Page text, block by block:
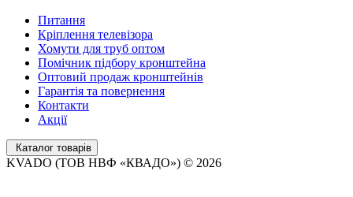
Питання
Кріплення телевізора
Хомути для труб оптом
Помічник підбору кронштейна
Оптовий продаж кронштейнів
Гарантія та повернення
Контакти
Акції
Каталог товарів
KVADO (ТОВ НВФ «КВАДО») © 2026